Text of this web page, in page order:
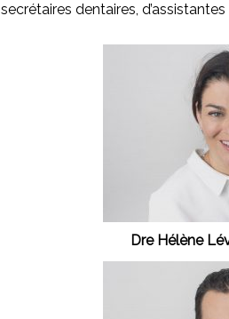
secrétaires dentaires,
Dre Hélène